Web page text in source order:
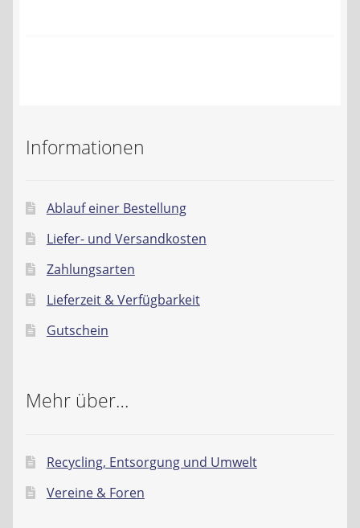
Datenschutzerklärung
Informationen
Ablauf einer Bestellung
Liefer- und Versandkosten
Zahlungsarten
Lieferzeit & Verfügbarkeit
Gutschein
Mehr über…
Recycling, Entsorgung und Umwelt
Vereine & Foren